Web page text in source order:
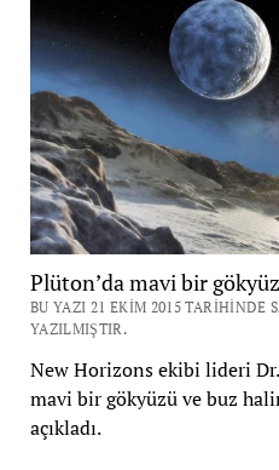
Plüton’da mavi bir
BU YAZI 21 EKIM 2015 TARIHINDE
YAZILMIŞTIR.
New Horizons ekibi lideri
mavi bir gökyüzü ve buz
açıkladı.